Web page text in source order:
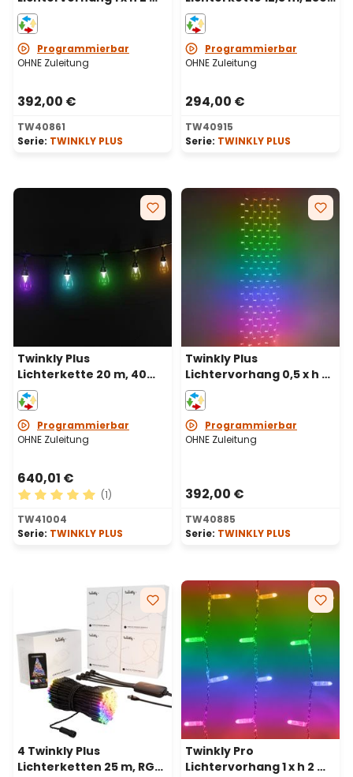
250 PixelLEDs, RGB und
warmweiß, schwarzes
KabelProgrammierbar
OHNE Zuleitung
392,00 €
TW40861
Serie: TWINKLY PLUS
PixelLEDs, RGB und
warmweiß,
transparentes Kabel
Programmierbar
OHNE Zuleitung
294,00 €
TW40915
Serie: TWINKLY PLUS
Twinkly Plus
Lichterkette 20 m, 40
PixelLED-Glühbirnen,
RGB und warmweiß,
schwarzes Kabel
Programmierbar
OHNE Zuleitung
640,01 €
Durchschnittliche Bewertung von 5 von 5 Sternen
(1)
TW41004
Serie: TWINKLY PLUS
Twinkly Plus
Lichtervorhang 0,5 x h 4
m, 250 PixelLEDs, RGB
und warmweiß,
schwarzes Kabel
Programmierbar
OHNE Zuleitung
392,00 €
TW40885
Serie: TWINKLY PLUS
4 Twinkly Plus
Lichterketten 25 m, RGB
Twinkly Pro
Lichtervorhang 1 x h 2 m,